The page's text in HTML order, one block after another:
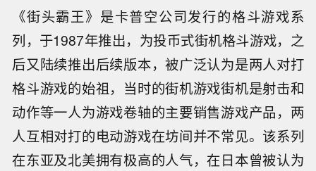
《街头霸王》是卡普空公司发行的格斗游戏系
列，于1987年推出，为投币式街机格斗游戏，之
后又陆续推出后续版本，被广泛认为是两人对打
格斗游戏的始祖，当时的街机游戏街机是射击和
动作等一人为游戏卷轴的主要销售游戏产品，两
人互相对打的电动游戏在坊间并不常见。该系列
在东亚及北美拥有极高的人气，在日本曾被认为